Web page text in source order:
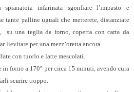
spianatoia infarinata sgonfiare l’impasto e
tante palline uguali che metterete, distanziate
su una teglia da forno, coperta con carta da
lievitare per una mezz’oretta ancora.
con tuorlo e latte mescolati.
in forno a 170° per circa 15 minuti, avendo cura
scurire troppo.